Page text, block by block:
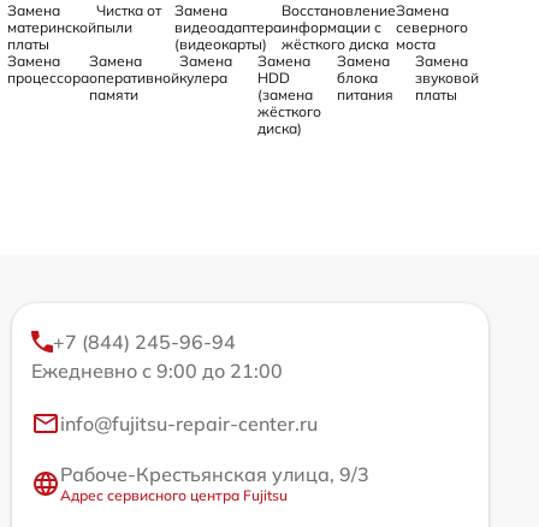
Замена
материнской
платы
Чистка от
пыли
Замена
видеоадаптера
(видеокарты)
Восстановление
информации с
жёсткого диска
Замена
северного
моста
Замена
процессора
Замена
оперативной
памяти
Замена
кулера
Замена
HDD
(замена
жёсткого
диска)
Замена
блока
питания
Замена
звуковой
платы
+7 (844) 245-96-94
Ежедневно с 9:00 до 21:00
info@fujitsu-repair-center.ru
Рабоче-Крестьянская улица, 9/3
Адрес сервисного центра Fujitsu